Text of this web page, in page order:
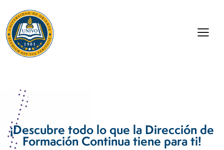
¡Descubre todo lo que la Dirección de
Formación Continua tiene para ti!